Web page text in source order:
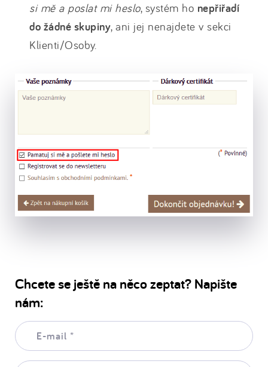
si mě a poslat mi heslo, systém ho nepřiřadí
do žádné skupiny, ani jej nenajdete v sekci
Klienti/Osoby.
Chcete se ještě na něco zeptat? Napište
nám:
E-
mail: